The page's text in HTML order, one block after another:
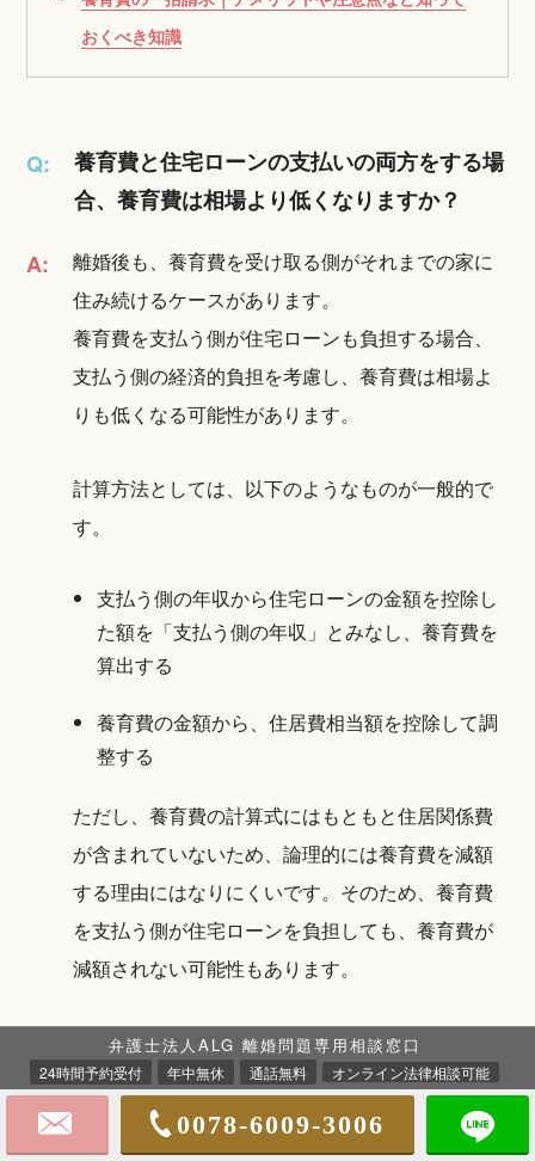
おくべき知識
Q:
養育費と住宅ローンの支払いの両方をする場
合、養育費は相場より低くなりますか？
A:
離婚後も、養育費を受け取る側がそれまでの家に
住み続けるケースがあります。
養育費を支払う側が住宅ローンも負担する場合、
支払う側の経済的負担を考慮し、養育費は相場よ
りも低くなる可能性があります。
計算方法としては、以下のようなものが一般的で
す。
支払う側の年収から住宅ローンの金額を控除し
た額を「支払う側の年収」とみなし、養育費を
算出する
養育費の金額から、住居費相当額を控除して調
整する
ただし、養育費の計算式にはもともと住居関係費
が含まれていないため、論理的には養育費を減額
する理由にはなりにくいです。そのため、養育費
を支払う側が住宅ローンを負担しても、養育費が
減額されない可能性もあります。
Q:
離婚時に妊娠中だった場合の養育費の相場は
いくらですか？
弁護士法人ALG 離婚問題専用相談窓口
24時間予約受付 年中無休 通話無料 オンライン法律相談可能
0078-6009-3006